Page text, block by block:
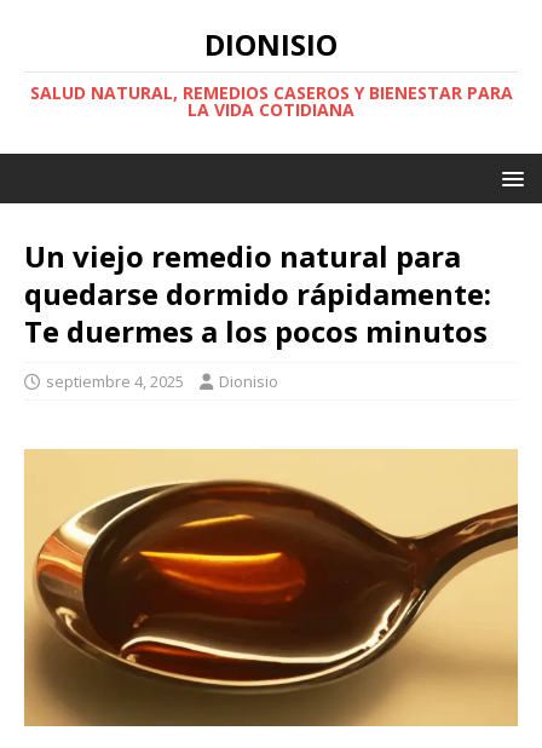
DIONISIO
SALUD NATURAL, REMEDIOS CASEROS Y BIENESTAR PARA
LA VIDA COTIDIANA
Un viejo remedio natural para
quedarse dormido rápidamente:
Te duermes a los pocos minutos
septiembre 4, 2025 Dionisio